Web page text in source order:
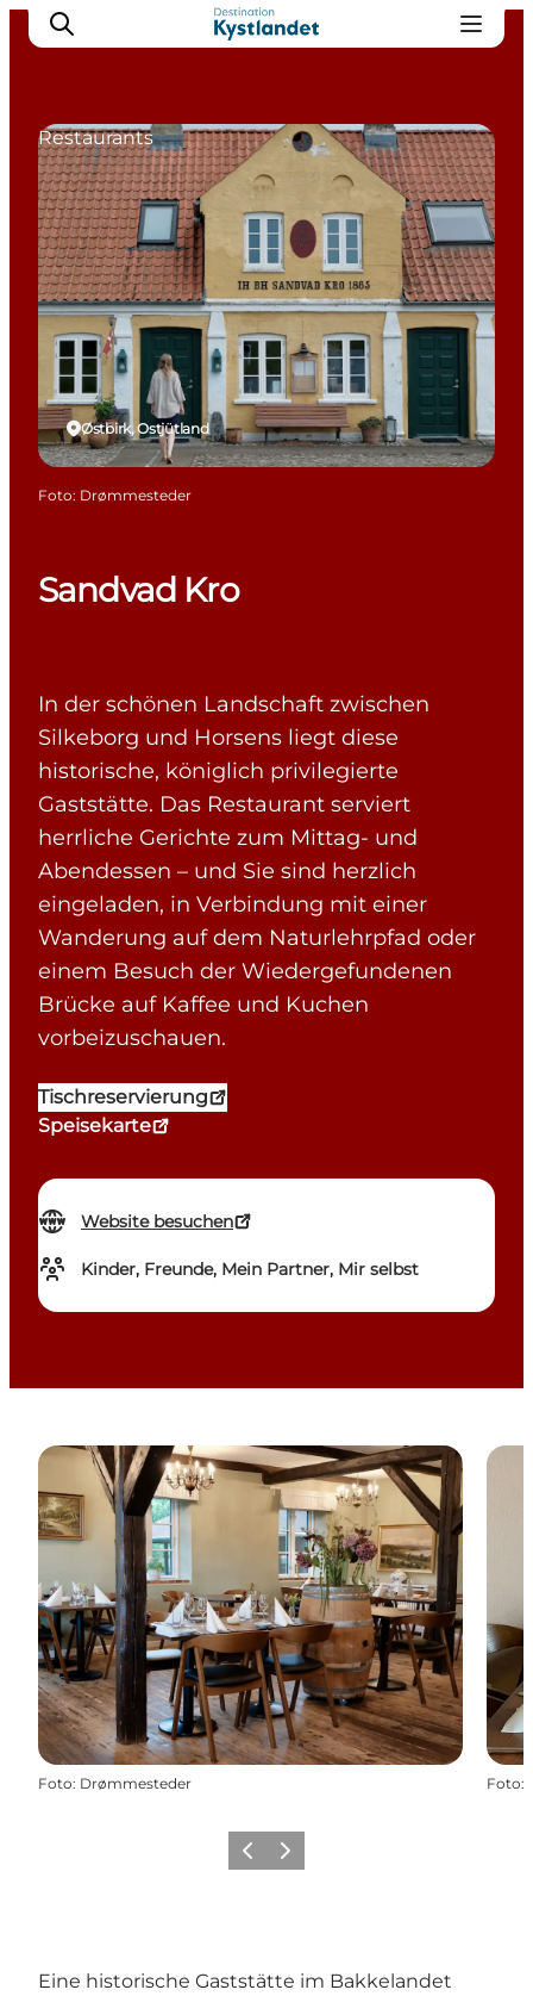
Erlebnisse
Städte
Unterkünfte
Camping
Sandvad Kro
In der schönen Landschaft zwischen
Silkeborg und Horsens liegt diese
historische, königlich privilegierte
Gaststätte. Das Restaurant serviert
herrliche Gerichte zum Mittag- und
Abendessen – und Sie sind herzlich
eingeladen, in Verbindung mit einer
Wanderung auf dem Naturlehrpfad oder
einem Besuch der Wiedergefundenen
Brücke auf Kaffee und Kuchen
vorbeizuschauen.
Tischreservierung
Speisekarte
Website besuchen
Kinder, Freunde, Mein Partner, Mir selbst
Østbirk, Ostjütland
Restaurants
Foto: Drømmesteder
Foto: Drømmesteder Foto:
ZurückWeiter
Eine historische Gaststätte im Bakkelandet